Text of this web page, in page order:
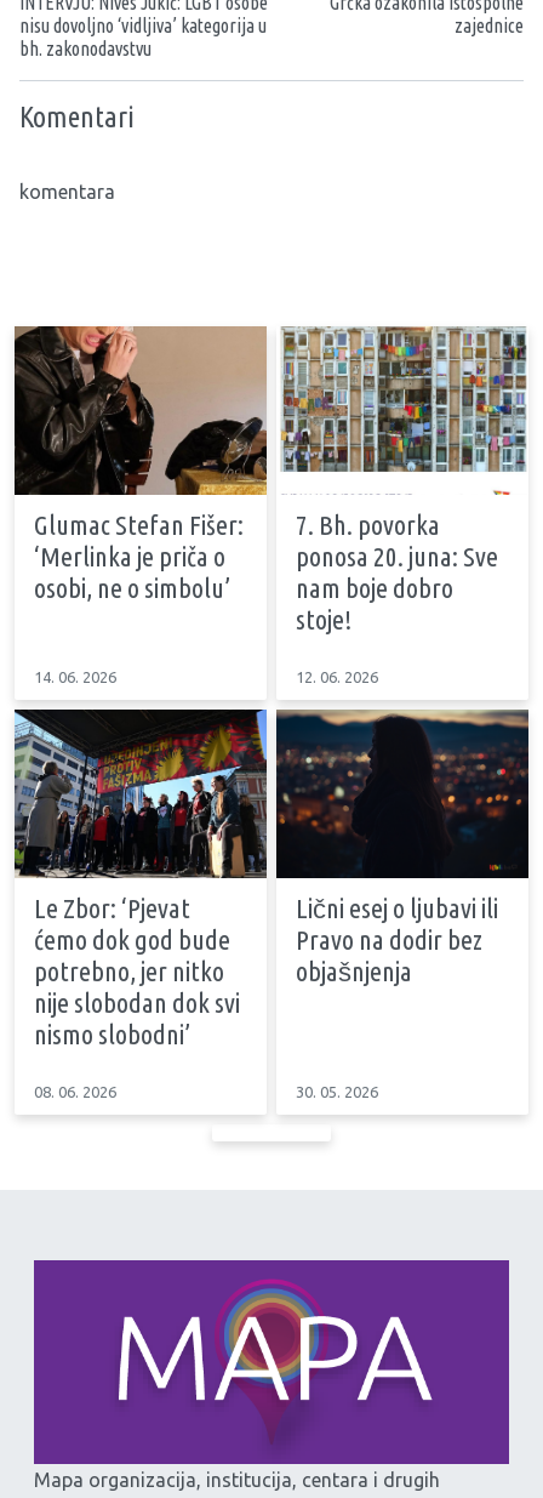
nisu dovoljno ‘vidljiva’ kategorija u
bh. zakonodavstvu
zajednice
Komentari
komentara
Glumac Stefan Fišer:
‘Merlinka je priča o
osobi, ne o simbolu’
14. 06. 2026
7. Bh. povorka
ponosa 20. juna: Sve
nam boje dobro
stoje!
12. 06. 2026
Le Zbor: ‘Pjevat
ćemo dok god bude
potrebno, jer nitko
nije slobodan dok svi
nismo slobodni’
08. 06. 2026
Lični esej o ljubavi ili
Pravo na dodir bez
objašnjenja
30. 05. 2026
Mapa organizacija, institucija, centara i drugih